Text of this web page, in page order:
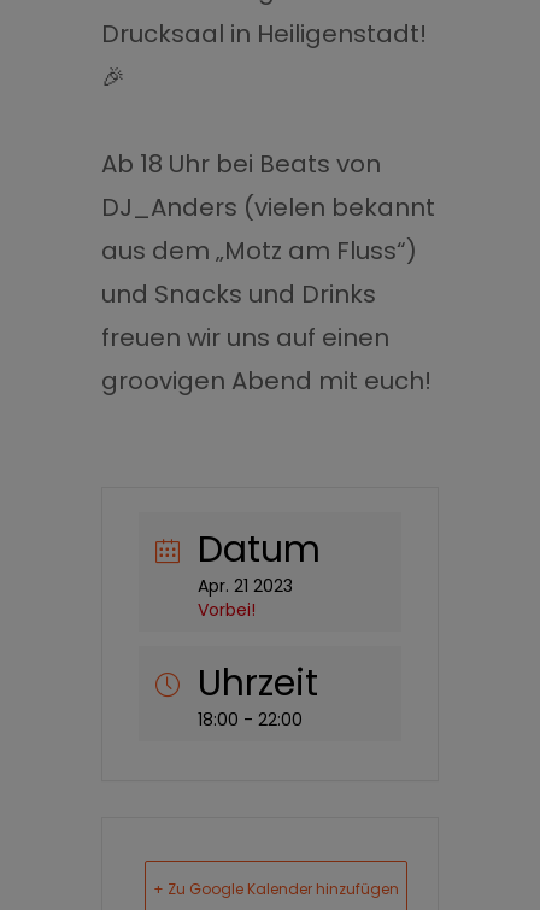
Drucksaal in Heiligenstadt!
🎉
Ab 18 Uhr bei Beats von
DJ_Anders (vielen bekannt
aus dem „Motz am Fluss“)
und Snacks und Drinks
freuen wir uns auf einen
groovigen Abend mit euch!
Datum
Apr. 21 2023
Vorbei!
Uhrzeit
18:00 - 22:00
+ Zu Google Kalender hinzufügen